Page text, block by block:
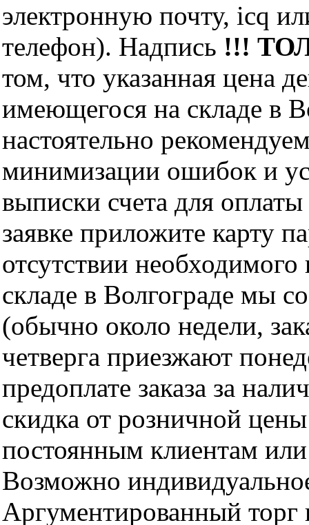
электронную почту, icq
телефон). Надпись !!!
том, что указанная цена
имеющегося на складе в
настоятельно
минимизации ошибок и
выписки счета для
заявке приложите карту
отсутствии
складе в Волгограде мы
(обычно около недели,
четверга приезжают
предоплате заказа за
скидка от розничной
постоянным клиентам
Возможно
Аргументированный торг